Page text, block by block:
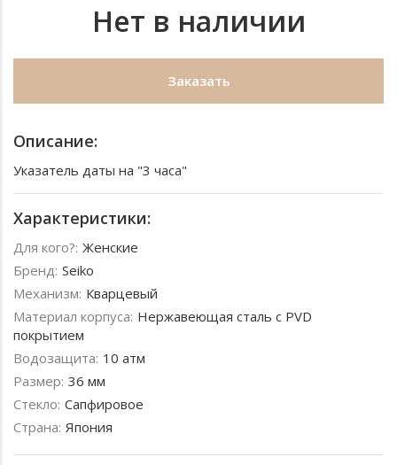
Нет в наличии
Заказать
Описание:
Указатель даты на "3 часа"
Характеристики:
Для кого?: Женские
Бренд: Seiko
Механизм: Кварцевый
Материал корпуса: Нержавеющая сталь с PVD
покрытием
Водозащита: 10 атм
Размер: 36 мм
Стекло: Сапфировое
Страна: Япония